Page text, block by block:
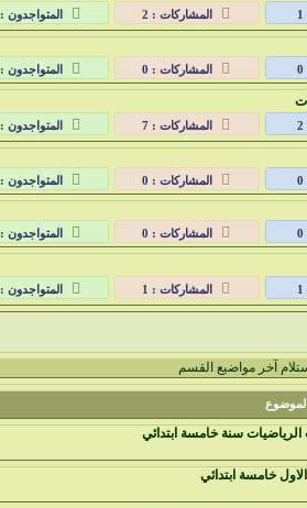
المشاركات : 2 المتواجدون : 0
المشاركات : 0 المتواجدون : 0
المشاركات : 7 المتواجدون : 1
المشاركات : 0 المتواجدون : 1
المشاركات : 0 المتواجدون : 0
المشاركات : 1 المتواجدون : 0
سنة خامسة ابتدائي
ابتدائي